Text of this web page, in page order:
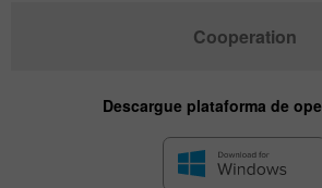
Cooperation
Descargue plataforma de